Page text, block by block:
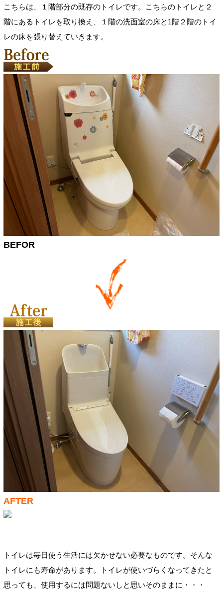
こちらは、１階部分の既存のトイレです。こちらのトイレと２
階にあるトイレを取り換え、１階の洗面室の床と1階２階のトイ
レの床を張り替えていきます。
BEFOR
AFTER
トイレは毎日使う生活には欠かせない必要なものです。そんな
トイレにも寿命があります。トイレが使いづらくなってきたと
思っても、使用するには問題ないしと思いそのままに・・・